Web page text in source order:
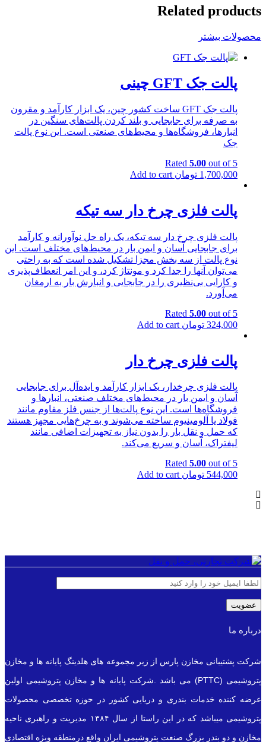
was:
1,700,000 تومان.
Related products
محصولات بیشتر
پالت جک GFT چینی
پالت جک GFT ساخت کشور چین، یک ابزار کارآمد و مقرون
به صرفه برای جابجایی و بلند کردن پالت‌های سنگین در
انبارها، فروشگاه‌ها و محیط‌های صنعتی است. این نوع پالت
جک
Rated 5.00 out of 5
1,700,000 تومان Add to cart
پالت فلزی چرخ دار سه تیکه
پالت فلزی چرخ دار سه تیکه، یک راه حل نوآورانه و کارآمد
برای جابجایی آسان و ایمن بار در محیط‌های مختلف است. این
نوع پالت از سه بخش مجزا تشکیل شده است که به راحتی
می‌توان آنها را جدا کرد و مونتاژ کرد، و این امر انعطاف‌پذیری
و کارایی بی‌نظیری را در جابجایی و انبارش بار به ارمغان
می‌آورد.
Rated 5.00 out of 5
324,000 تومان Add to cart
پالت فلزی چرخ دار
پالت فلزی چرخدار، یک ابزار کارآمد و ایده‌آل برای جابجایی
آسان و ایمن بار در محیط‌های مختلف صنعتی، انبارها و
فروشگاه‌ها است. این نوع پالت‌ها از جنس فلز مقاوم مانند
فولاد یا آلومینیوم ساخته می‌شوند و به چرخ‌هایی مجهز هستند
که حمل و نقل بار را بدون نیاز به تجهیزات اضافی مانند
لیفتراک، آسان و سریع می‌کند.
Rated 5.00 out of 5
544,000 تومان Add to cart
درباره ما
شرکت پشتیبانی مخازن پارس از زیر مجموعه های هلدینگ پایانه ها و مخازن
پتروشیمی (PTTC) می باشد .شرکت پایانه ها و مخازن پتروشیمی اولین
عرضه کننده خدمات بندری و دریایی کشور در حوزه تخصصی محصولات
پتروشیمی میباشد که در این راستا از سال ۱۳۸۴ مدیریت و راهبری ناحیه
مخازن و دو بندر بزرگ صنعت پتروشیمی ایران واقع درمنطقه ویژه اقتصادی